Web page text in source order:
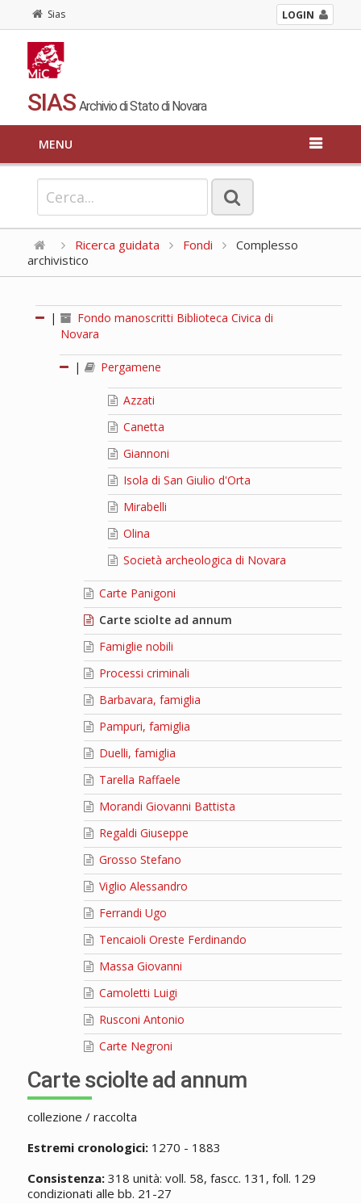
Sias LOGIN
SIAS Archivio di Stato di Novara
MENU
Ricerca guidata Fondi
Complesso
archivistico
|
Fondo manoscritti Biblioteca Civica di
Novara
| Pergamene
Azzati
Canetta
Giannoni
Isola di San Giulio d'Orta
Mirabelli
Olina
Società archeologica di Novara
Carte Panigoni
Carte sciolte ad annum
Famiglie nobili
Processi criminali
Barbavara, famiglia
Pampuri, famiglia
Duelli, famiglia
Tarella Raffaele
Morandi Giovanni Battista
Regaldi Giuseppe
Grosso Stefano
Viglio Alessandro
Ferrandi Ugo
Tencaioli Oreste Ferdinando
Massa Giovanni
Camoletti Luigi
Rusconi Antonio
Carte Negroni
Carte sciolte ad annum
collezione / raccolta
Estremi cronologici:1270 - 1883
Consistenza:318 unità: voll. 58, fascc. 131, foll. 129
condizionati alle bb. 21-27